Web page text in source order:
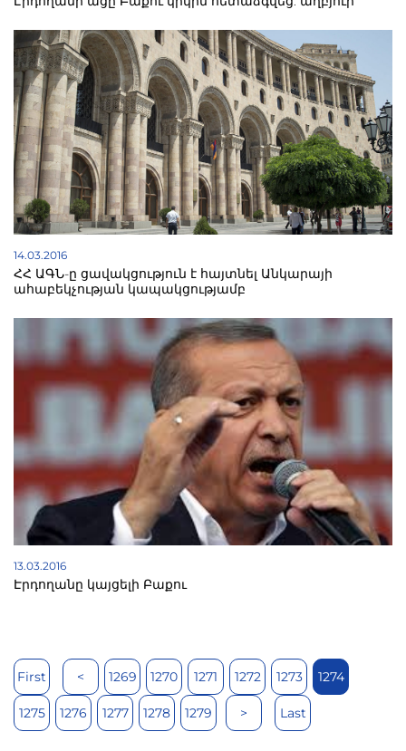
14.03.2016
ՀՀ ԱԳՆ-ը ցավակցություն է հայտնել Անկարայի
ահաբեկչության կապակցությամբ
13.03.2016
Էրդողանը կայցելի Բաքու
First < 1269 1270 1271 1272 1273 1274
1275 1276 1277 1278 1279 > Last